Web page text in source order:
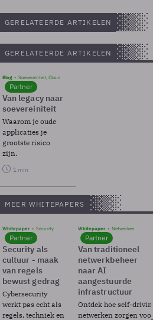
GERELATEERDE ARTIKELEN
GERELATEERDE ARTIKELEN
Blog Soevereinteit, Cloud
Partner
Van legacy naar
soevereiniteit
Waarom je oude
applicaties je
grootste risico
zijn.
1 min
MEER WHITEPAPERS
Whitepaper Security
Partner
Security als
cultuur - maak
van regels
bewust gedrag
Cybersecurity
werkt pas echt als
regels, techniek en
Whitepaper Netwerken
Partner
Van traditioneel
netwerkbeheer
naar AI
aangestuurde
infrastructuur
Ontdek hoe self-driving
netwerken zorgen voor